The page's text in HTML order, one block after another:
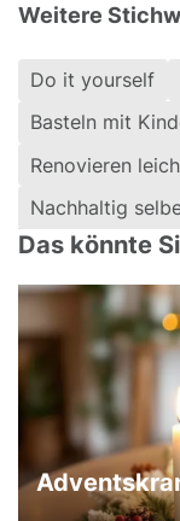
Weitere
Do it yourself
Basteln mit
Renovieren
Nachhaltig
Das könnte